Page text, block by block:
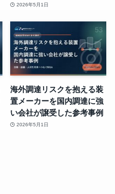
2026年5月1日
海外調達リスクを抱える装
置メーカーを国内調達に強
い会社が譲受した参考事例
2026年5月1日